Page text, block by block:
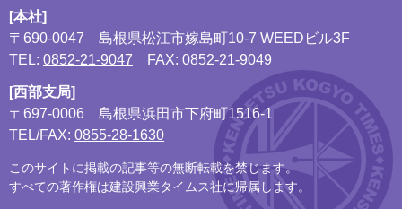
[本社]
〒690-0047
島根県松江市嫁島町10-7 WEEDビル3F
TEL: 0852-21-9047 FAX: 0852-21-9049
[西部支局]
〒697-0006
島根県浜田市下府町1516-1
TEL/FAX: 0855-28-1630
このサイトに掲載の記事等の無断転載を禁じます。
すべての著作権は建設興業タイムス社に帰属します。